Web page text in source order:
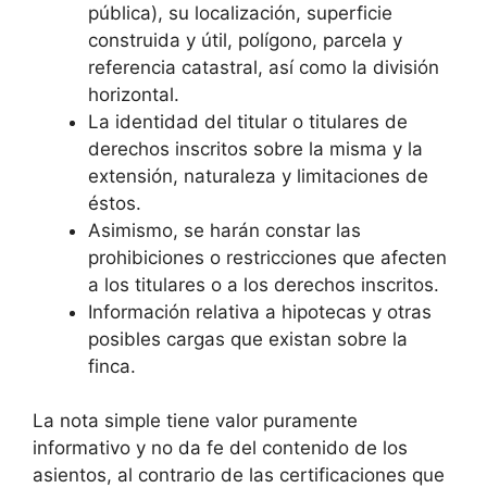
pública), su localización, superficie
construida y útil, polígono, parcela y
referencia catastral, así como la división
horizontal.
La identidad del titular o titulares de
derechos inscritos sobre la misma y la
extensión, naturaleza y limitaciones de
éstos.
Asimismo, se harán constar las
prohibiciones o restricciones que afecten
a los titulares o a los derechos inscritos.
Información relativa a hipotecas y otras
posibles cargas que existan sobre la
finca.
La nota simple tiene valor puramente
informativo y no da fe del contenido de los
asientos, al contrario de las certificaciones que